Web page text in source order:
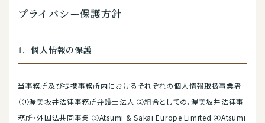
プライバシー保護方針
1．個人情報の保護
当事務所及び提携事務所内におけるそれぞれの個人情報取扱事業者
（①渥美坂井法律事務所弁護士法人 ②組合としての、渥美坂井法律事
務所・外国法共同事業 ③Atsumi & Sakai Europe Limited ④Atsumi